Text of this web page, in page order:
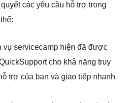
các yêu cầu hỗ trợ trong
vụ servicecamp hiện đã được
cho khả năng truy
trợ của bạn và giao tiếp nhanh